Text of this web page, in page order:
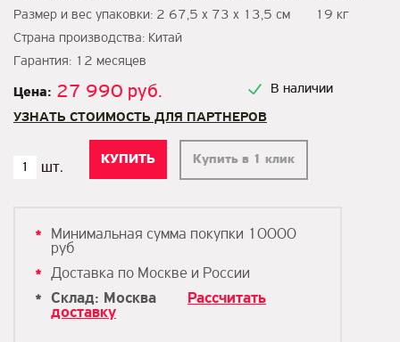
Размер и вес упаковки: 2 67,5 х 73 х 13,5 см 19 кг
Страна производства: Китай
Гарантия: 12 месяцев
Цена: 27 990 руб.
В наличии
УЗНАТЬ СТОИМОСТЬ ДЛЯ ПАРТНЕРОВ
Купить в 1 клик
Минимальная сумма покупки 10000
руб
Доставка по Москве и России
Склад: Москва
Рассчитать
доставку